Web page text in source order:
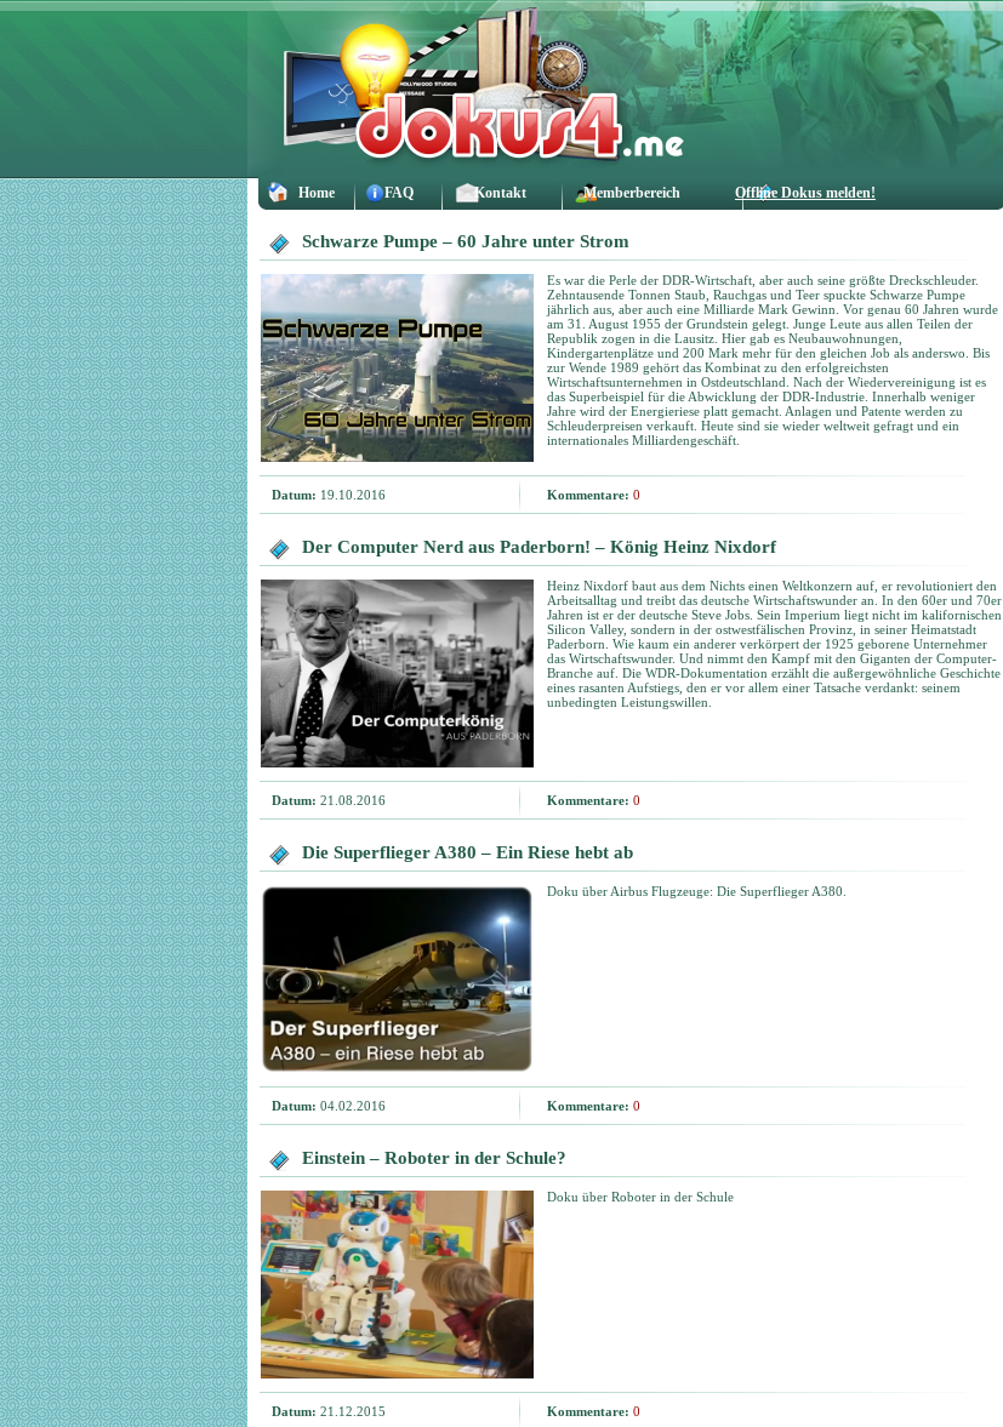
Home FAQ Kontakt Memberbereich Offline Dokus melden!
Schwarze Pumpe – 60 Jahre unter Strom
Es war die Perle der DDR-Wirtschaft, aber auch seine größte Dreckschleuder.
Zehntausende Tonnen Staub, Rauchgas und Teer spuckte Schwarze Pumpe
jährlich aus, aber auch eine Milliarde Mark Gewinn. Vor genau 60 Jahren wurde
am 31. August 1955 der Grundstein gelegt. Junge Leute aus allen Teilen der
Republik zogen in die Lausitz. Hier gab es Neubauwohnungen,
Kindergartenplätze und 200 Mark mehr für den gleichen Job als anderswo. Bis
zur Wende 1989 gehört das Kombinat zu den erfolgreichsten
Wirtschaftsunternehmen in Ostdeutschland. Nach der Wiedervereinigung ist es
das Superbeispiel für die Abwicklung der DDR-Industrie. Innerhalb weniger
Jahre wird der Energieriese platt gemacht. Anlagen und Patente werden zu
Schleuderpreisen verkauft. Heute sind sie wieder weltweit gefragt und ein
internationales Milliardengeschäft.
Datum: 19.10.2016 Kommentare: 0
Der Computer Nerd aus Paderborn! – König Heinz Nixdorf
Heinz Nixdorf baut aus dem Nichts einen Weltkonzern auf, er revolutioniert den
Arbeitsalltag und treibt das deutsche Wirtschaftswunder an. In den 60er und 70er
Jahren ist er der deutsche Steve Jobs. Sein Imperium liegt nicht im kalifornischen
Silicon Valley, sondern in der ostwestfälischen Provinz, in seiner Heimatstadt
Paderborn. Wie kaum ein anderer verkörpert der 1925 geborene Unternehmer
das Wirtschaftswunder. Und nimmt den Kampf mit den Giganten der Computer-
Branche auf. Die WDR-Dokumentation erzählt die außergewöhnliche Geschichte
eines rasanten Aufstiegs, den er vor allem einer Tatsache verdankt: seinem
unbedingten Leistungswillen.
Datum: 21.08.2016 Kommentare: 0
Die Superflieger A380 – Ein Riese hebt ab
Doku über Airbus Flugzeuge: Die Superflieger A380.
Datum: 04.02.2016 Kommentare: 0
Einstein – Roboter in der Schule?
Doku über Roboter in der Schule
Datum: 21.12.2015 Kommentare: 0